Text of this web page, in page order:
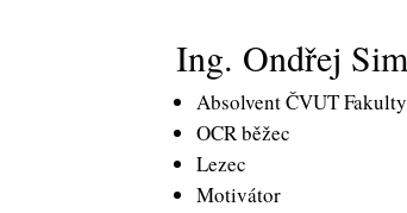
Ing. Ondřej
Absolvent ČVUT
OCR běžec
Lezec
Motivátor